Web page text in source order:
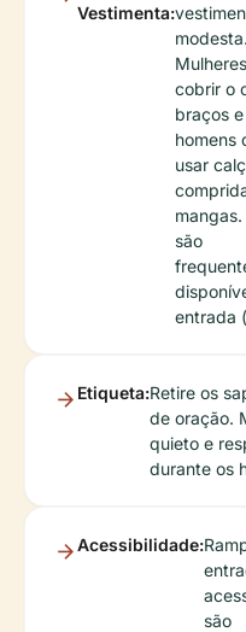
Vestimenta:
modesta.
cobrir o
braços
homens
usar
são
entrada (
Etiqueta:Retire os
de oração.
quieto e
durante os
Acessibilidade:
são